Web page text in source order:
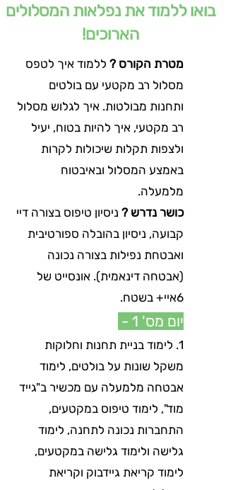
בואו ללמוד את נפלאות המסלולים
הארוכים!
מטרת הקורס ? ללמוד איך לטפס
מסלול רב מקטעי עם בולטים
ותחנות מבולטות. איך לגלוש מסלול
רב מקטעי, איך להיות בטוח, יעיל
ולצפות תקלות שיכולות לקרות
באמצע המסלול ובאיבטוח
מלמעלה.
כושר נדרש ? ניסיון טיפוס בצורה דיי
קבועה, ניסיון בהובלה ספורטיבית
ואבטחת נפילות בצורה נכונה
(אבטחה דינאמית). אונסייט של
6איי+ בשטח.
יום מס' 1 -
1. לימוד בניית תחנות וחלוקות
משקל שונות על בולטים, לימוד
אבטחה מלמעלה עם מכשיר ב"גייד
מוד", לימוד טיפוס במקטעים,
התחברות נכונה לתחנה, לימוד
גלישה ולימוד גלישה במקטעים,
לימוד קריאת גיידבוק וקריאת